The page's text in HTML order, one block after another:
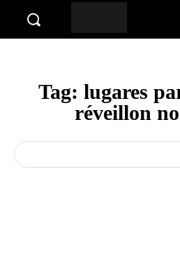
Tag: lugares
réveillon